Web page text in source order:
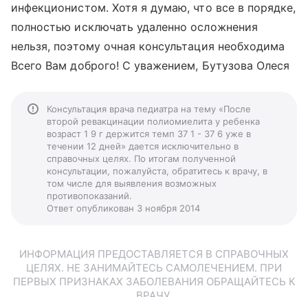
инфекционистом. Хотя я думаю, что все в порядке,
полностью исключать удаленно осложнения
нельзя, поэтому очная консультация необходима
Всего Вам доброго! С уважением, Бутузова Олеся
Консультация врача педиатра на тему «После
второй ревакцинации полиомиелита у ребенка
возраст 1 9 г держится темп 37 1 - 37 6 уже в
течении 12 дней» дается исключительно в
справочных целях. По итогам полученной
консультации, пожалуйста, обратитесь к врачу, в
том числе для выявления возможных
противопоказаний.
Ответ опубликован 3 ноября 2014
ИНФОРМАЦИЯ ПРЕДОСТАВЛЯЕТСЯ В СПРАВОЧНЫХ
ЦЕЛЯХ. НЕ ЗАНИМАЙТЕСЬ САМОЛЕЧЕНИЕМ. ПРИ
ПЕРВЫХ ПРИЗНАКАХ ЗАБОЛЕВАНИЯ ОБРАЩАЙТЕСЬ К